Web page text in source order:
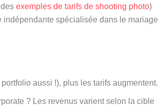
exemples de tarifs de shooting photo)
indépendante spécialisée dans le mariage
aussi !), plus les tarifs augmentent.
? Les revenus varient selon la cible